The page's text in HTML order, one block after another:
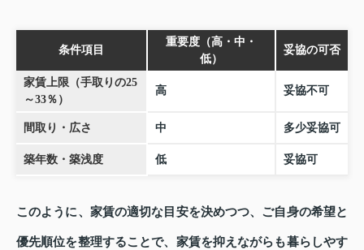
条件項目
重要度（高・中・
低）
妥協の可否
家賃上限（手取りの25
～33％）
高 妥協不可
間取り・広さ 中 多少妥協可
築年数・築浅度 低 妥協可
このように、家賃の適切な目安を決めつつ、ご自身の希望と
優先順位を整理することで、家賃を抑えながらも暮らしやす